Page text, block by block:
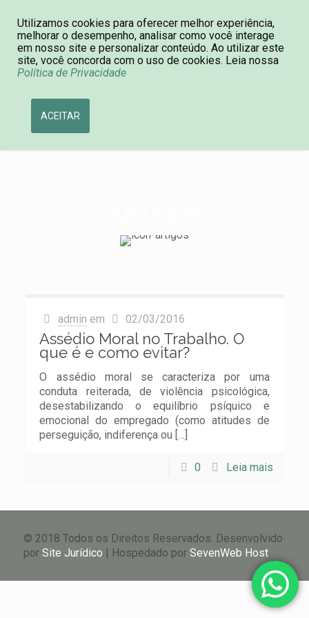
Consulta de Processos 11 4590-0092
admin em 02/03/2016
Assédio Moral no Trabalho. O
que é e como evitar?
O assédio moral se caracteriza por uma
conduta reiterada, de violência psicológica,
desestabilizando o equilíbrio psíquico e
emocional do empregado (como atitudes de
perseguição, indiferença ou […]
0 Leia mais
© 2018 Todos os Direitos Reservados. Desenvolvido
por Site Jurídico | Hospedado por SevenWeb Host
Utilizamos cookies para oferecer melhor experiência,
melhorar o desempenho, analisar como você interage
em nosso site e personalizar conteúdo. Ao utilizar este
site, você concorda com o uso de cookies. Leia nossa
Política de Privacidade
ACEITAR